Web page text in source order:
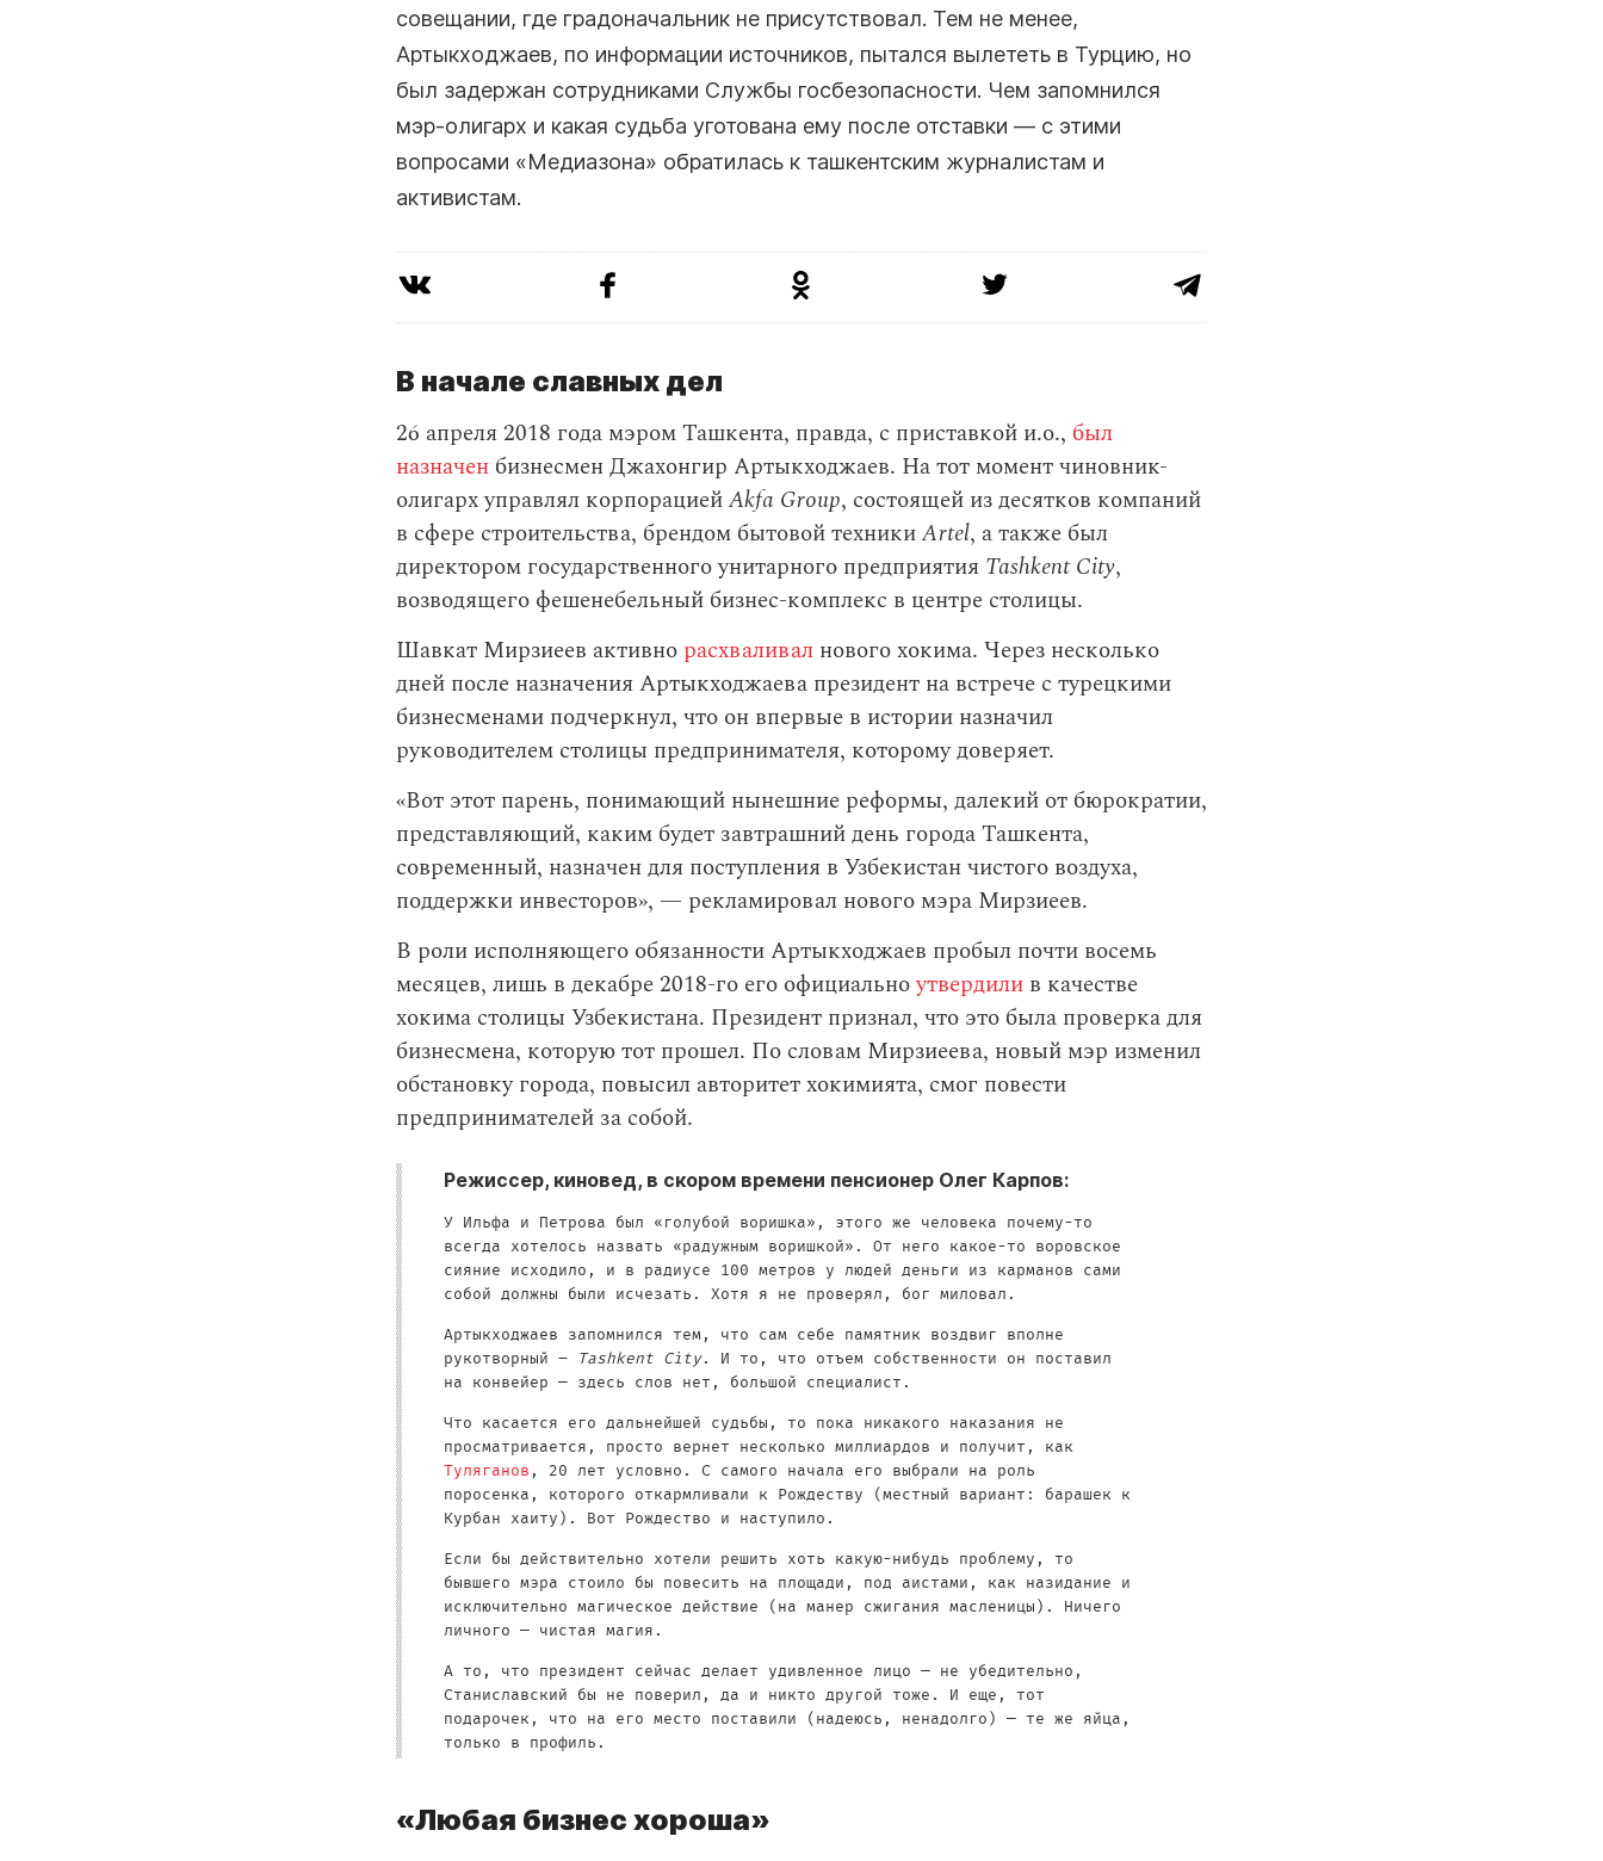
совещании, где градоначальник не присутствовал. Тем не менее,
Артыкходжаев, по информации источников, пытался вылететь в Турцию, но
был задержан сотрудниками Службы госбезопасности. Чем запомнился
мэр-олигарх и какая судьба уготована ему после отставки — с этими
вопросами «Медиазона» обратилась к ташкентским журналистам и
активистам.
В начале славных дел
26 апреля 2018 года мэром Ташкента, правда, с приставкой и.о., был
назначен бизнесмен Джахонгир Артыкходжаев. На тот момент чиновник-
олигарх управлял корпорациейAkfa Group, состоящей из десятков компаний
в сфере строительства, брендом бытовой техникиArtel, а также был
директором государственного унитарного предприятия Tashkent City,
возводящего фешенебельный бизнес-комплекс в центре столицы.
Шавкат Мирзиеев активно расхваливал нового хокима. Через несколько
дней после назначения Артыкходжаева президент на встрече с турецкими
бизнесменами подчеркнул, что он впервые в истории назначил
руководителем столицы предпринимателя, которому доверяет.
«Вот этот парень, понимающий нынешние реформы, далекий от бюрократии,
представляющий, каким будет завтрашний день города Ташкента,
современный, назначен для поступления в Узбекистан чистого воздуха,
поддержки инвесторов», — рекламировал нового мэра Мирзиеев.
В роли исполняющего обязанности Артыкходжаев пробыл почти восемь
месяцев, лишь в декабре 2018-го его официальноутвердили в качестве
хокима столицы Узбекистана. Президент признал, что это была проверка для
бизнесмена, которую тот прошел. По словам Мирзиеева, новый мэр изменил
обстановку города, повысил авторитет хокимията, смог повести
предпринимателей за собой.
Режиссер, киновед, в скором времени пенсионер Олег Карпов:
У Ильфа и Петрова был «голубой воришка», этого же человека почему-то
всегда хотелось назвать «радужным воришкой». От него какое-то воровское
сияние исходило, и в радиусе 100 метров у людей деньги из карманов сами
собой должны были исчезать. Хотя я не проверял, бог миловал.
Артыкходжаев запомнился тем, что сам себе памятник воздвиг вполне
рукотворный – Tashkent City. И то, что отъем собственности он поставил
на конвейер — здесь слов нет, большой специалист.
Что касается его дальнейшей судьбы, то пока никакого наказания не
просматривается, просто вернет несколько миллиардов и получит, как
Туляганов, 20 лет условно. С самого начала его выбрали на роль
поросенка, которого откармливали к Рождеству (местный вариант: барашек к
Курбан хаиту). Вот Рождество и наступило.
Если бы действительно хотели решить хоть какую-нибудь проблему, то
бывшего мэра стоило бы повесить на площади, под аистами, как назидание и
исключительно магическое действие (на манер сжигания масленицы). Ничего
личного — чистая магия.
А то, что президент сейчас делает удивленное лицо — не убедительно,
Станиславский бы не поверил, да и никто другой тоже. И еще, тот
подарочек, что на его место поставили (надеюсь, ненадолго) — те же яйца,
только в профиль.
«Любая бизнес хороша»